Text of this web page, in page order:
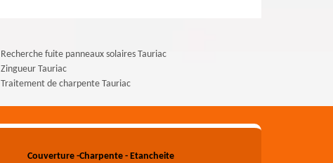
Recherche fuite panneaux solaires Tauriac
Zingueur Tauriac
Traitement de charpente Tauriac
Couverture -Charpente - Etancheite